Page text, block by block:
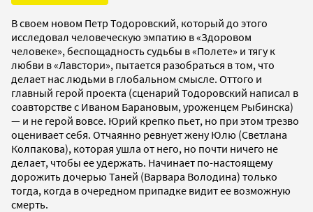
В своем новом Петр Тодоровский, который до этого
исследовал человеческую эмпатию в «Здоровом
человеке», беспощадность судьбы в «Полете» и тягу к
любви в «Лавстори», пытается разобраться в том, что
делает нас людьми в глобальном смысле. Оттого и
главный герой проекта (сценарий Тодоровский написал в
соавторстве с Иваном Барановым, уроженцем Рыбинска)
— и не герой вовсе. Юрий крепко пьет, но при этом трезво
оценивает себя. Отчаянно ревнует жену Юлю (Светлана
Колпакова), которая ушла от него, но почти ничего не
делает, чтобы ее удержать. Начинает по-настоящему
дорожить дочерью Таней (Варвара Володина) только
тогда, когда в очередном припадке видит ее возможную
смерть.